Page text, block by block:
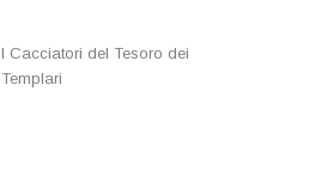
I Cacciatori del Tesoro dei
Templari